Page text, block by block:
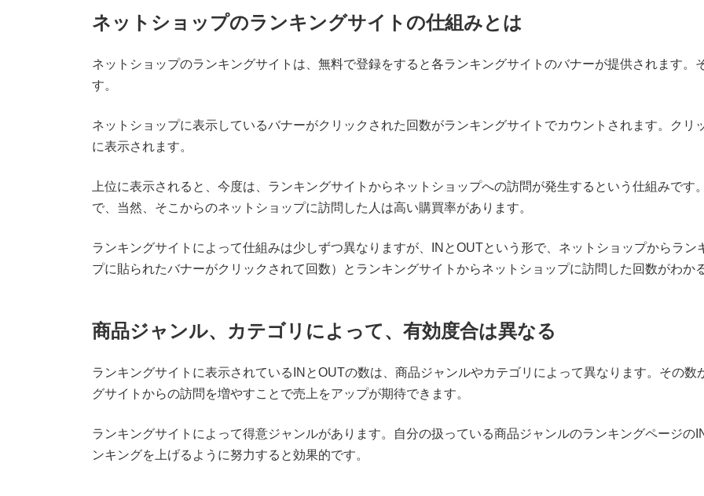
ネットショップのランキングサイトの仕組みとは
ネットショップのランキングサイトは、無料で登録をすると各ランキングサイトのバナーが提供されます
す。
ネットショップに表示しているバナーがクリックされた回数がランキングサイトでカウントされます。ク
に表示されます。
上位に表示されると、今度は、ランキングサイトからネットショップへの訪問が発生するという仕組みで
で、当然、そこからのネットショップに訪問した人は高い購買率があります。
ランキングサイトによって仕組みは少しずつ異なりますが、INとOUTという形で、ネットショップからラ
プに貼られたバナーがクリックされて回数）とランキングサイトからネットショップに訪問した回数がわか
商品ジャンル、カテゴリによって、有効度合は異なる
ランキングサイトに表示されているINとOUTの数は、商品ジャンルやカテゴリによって異なります。その
グサイトからの訪問を増やすことで売上をアップが期待できます。
ランキングサイトによって得意ジャンルがあります。自分の扱っている商品ジャンルのランキングページ
ンキングを上げるように努力すると効果的です。